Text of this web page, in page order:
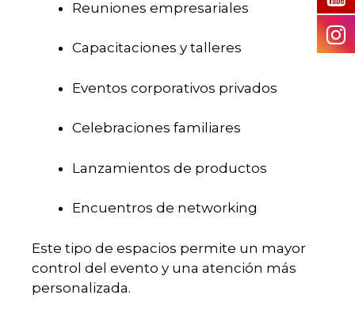
Reuniones empresariales
Capacitaciones y talleres
Eventos corporativos privados
Celebraciones familiares
Lanzamientos de productos
Encuentros de networking
Este tipo de espacios permite un mayor
control del evento y una atención más
personalizada.